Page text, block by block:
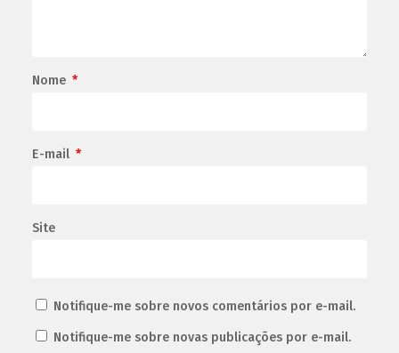
Nome *
E-mail *
Site
Notifique-me sobre novos comentários por e-mail.
Notifique-me sobre novas publicações por e-mail.